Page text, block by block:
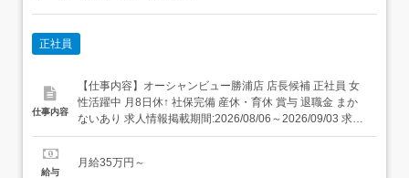
正社員
仕事内容
【仕事内容】オーシャンビュー勝浦店 店長候補 正社員 女
性活躍中 月8日休↑ 社保完備 産休・育休 賞与 退職金 まか
ないあり 求人情報掲載期間:2026/08/06～2026/09/03 求人
情報 店舗の特徴 施設内調理(病院・老人ホーム・福祉施設)
給与
月給35万円～